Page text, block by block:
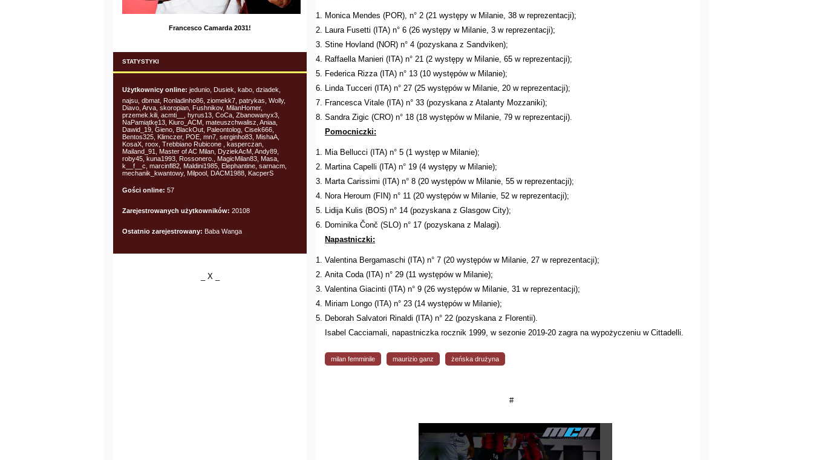
Francesco Camarda 2031!
STATYSTYKI
Użytkownicy online: jedunio, Dusiek, kabo, dziadek,
najsu, dbmat, Ronladinho86, ziomekk7, patrykas, Wolly,
Diavo, Arva, skoropian, Fushnikov, MilanHomer,
przemek.kili, acmti__, hyrus13, CoCa, Zbanowanyx3,
NaPamiątkę13, Kiuro_ACM, mateuszchwalisz, Aniaa,
Dawid_19, Gieno, BlackOut, Paleontolog, Cisek666,
Bentos325, Klimczer, POE, mn7, serginho83, MishaA,
KosaX, roox, Trebbiano Rubicone , kasperczan,
Mailand_91, Master of AC Milan, DyziekAcM, Andy89,
roby45, kuna1993, Rossonero., MagicMilan83, Masa,
k__f__c, marcinfl82, Maldini1985, Elephantine, sarnacm,
mechanik_kwantowy, Milpool, DACM1988, KacperS
Gości online: 57
Zarejestrowanych użytkowników: 20108
Ostatnio zarejestrowany: Baba Wanga
_ X _
Monica Mendes (POR), n° 2 (21 występy w Milanie, 38 w reprezentacji);
Laura Fusetti (ITA) n° 6 (26 występy w Milanie, 3 w reprezentacji);
Stine Hovland (NOR) n° 4 (pozyskana z Sandviken);
Raffaella Manieri (ITA) n° 21 (2 występy w Milanie, 65 w reprezentacji);
Federica Rizza (ITA) n° 13 (10 występów w Milanie);
Linda Tucceri (ITA) n° 27 (25 występów w Milanie, 20 w reprezentacji);
Francesca Vitale (ITA) n° 33 (pozyskana z Atalanty Mozzaniki);
Sandra Zigic (CRO) n° 18 (18 występów w Milanie, 79 w reprezentacji).
Pomocniczki:
Mia Bellucci (ITA) n° 5 (1 występ w Milanie);
Martina Capelli (ITA) n° 19 (4 występy w Milanie);
Marta Carissimi (ITA) n° 8 (20 występów w Milanie, 55 w reprezentacji);
Nora Heroum (FIN) n° 11 (20 występów w Milanie, 52 w reprezentacji);
Lidija Kulis (BOS) n° 14 (pozyskana z Glasgow City);
Dominika Čonč (SLO) n° 17 (pozyskana z Malagi).
Napastniczki:
Valentina Bergamaschi (ITA) n° 7 (20 występów w Milanie, 27 w reprezentacji);
Anita Coda (ITA) n° 29 (11 występów w Milanie);
Valentina Giacinti (ITA) n° 9 (26 występów w Milanie, 31 w reprezentacji);
Miriam Longo (ITA) n° 23 (14 występów w Milanie);
Deborah Salvatori Rinaldi (ITA) n° 22 (pozyskana z Florentii).
Isabel Cacciamali, napastniczka rocznik 1999, w sezonie 2019-20 zagra na wypożyczeniu w Cittadelli.
milan femminile maurizio ganz żeńska drużyna
#